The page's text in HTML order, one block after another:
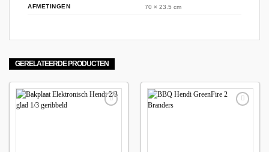
AFMETINGEN 70 × 23.5 cm
GERELATEERDE PRODUCTEN